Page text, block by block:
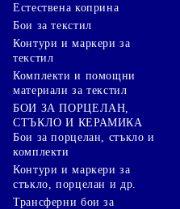
Естествена коприна
Бои за текстил
Контури и маркери за
текстил
Комплекти и помощни
материали за текстил
БОИ ЗА ПОРЦЕЛАН,
СТЪКЛО И КЕРАМИКА
Бои за порцелан, стъкло и
комплекти
Контури и маркери за
стъкло, порцелан и др.
Трансферни бои за